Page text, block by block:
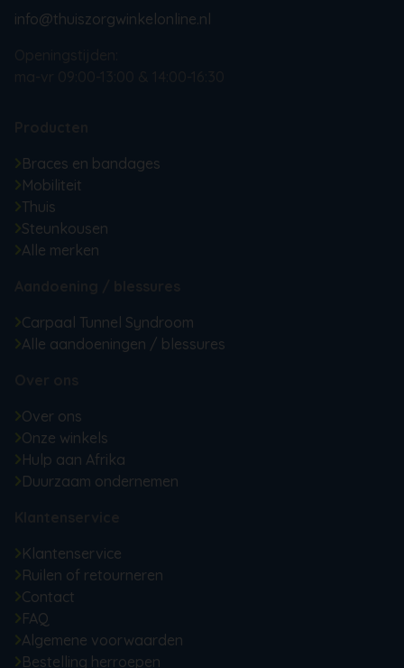
info@thuiszorgwinkelonline.nl
Braces en bandages
Mobiliteit
Thuis
Steunkousen
Alle merken
Carpaal Tunnel Syndroom
Alle aandoeningen / blessures
Over ons
Onze winkels
Hulp aan Afrika
Duurzaam ondernemen
Klantenservice
Ruilen of retourneren
Contact
FAQ
Algemene voorwaarden
Bestelling herroepen